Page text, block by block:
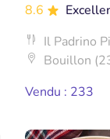
8.6
Il Padrino
Bouillon
Vendu : 233